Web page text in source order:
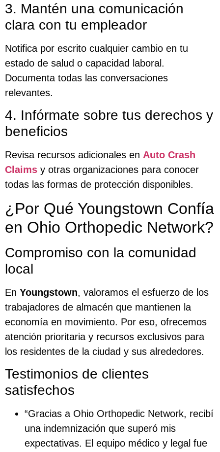
3. Mantén una comunicación
clara con tu empleador
Notifica por escrito cualquier cambio en tu
estado de salud o capacidad laboral.
Documenta todas las conversaciones
relevantes.
4. Infórmate sobre tus derechos y
beneficios
Revisa recursos adicionales en Auto Crash
Claims y otras organizaciones para conocer
todas las formas de protección disponibles.
¿Por Qué Youngstown Confía
en Ohio Orthopedic Network?
Compromiso con la comunidad
local
En Youngstown, valoramos el esfuerzo de los
trabajadores de almacén que mantienen la
economía en movimiento. Por eso, ofrecemos
atención prioritaria y recursos exclusivos para
los residentes de la ciudad y sus alrededores.
Testimonios de clientes
satisfechos
“Gracias a Ohio Orthopedic Network, recibí
una indemnización que superó mis
expectativas. El equipo médico y legal fue